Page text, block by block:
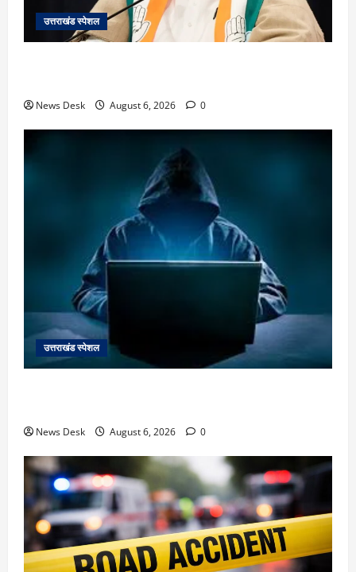
उत्तराखंड स्पेशल
News Desk August 6, 2026 0
उत्तराखंड स्पेशल
News Desk August 6, 2026 0